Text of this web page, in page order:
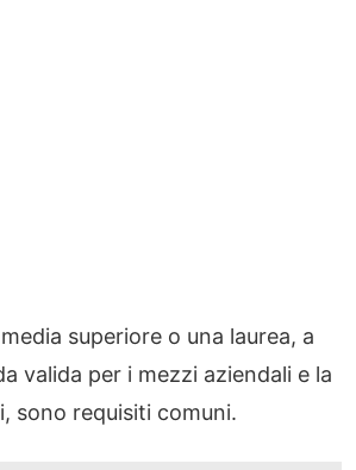
superiore o una laurea, a
valida per i mezzi aziendali e la
sono requisiti comuni.